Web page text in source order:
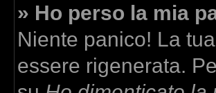
» Ho perso la mia
Niente panico! La
essere rigenerata.